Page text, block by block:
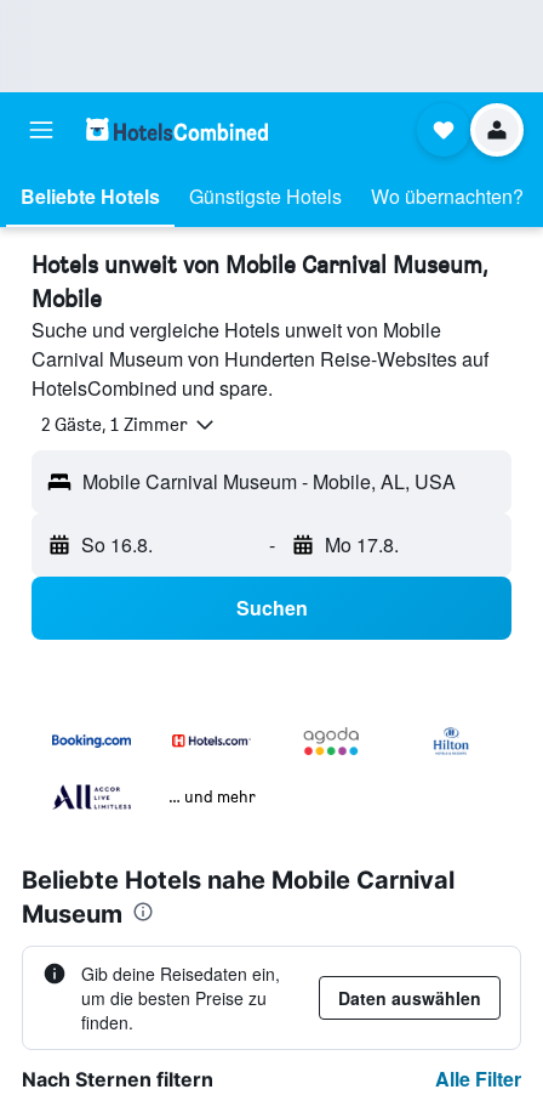
Beliebte Hotels Günstigste Hotels Wo übernachten?
Hotels unweit von Mobile Carnival Museum,
Mobile
Suche und vergleiche Hotels unweit von Mobile
Carnival Museum von Hunderten Reise-Websites auf
HotelsCombined und spare.
2 Gäste, 1 Zimmer
Mobile Carnival Museum - Mobile, AL, USA
So 16.8. - Mo 17.8.
Suchen
… und mehr
Beliebte Hotels nahe Mobile Carnival
Museum
Gib deine Reisedaten ein,
um die besten Preise zu
finden.
Daten auswählen
Nach Sternen filtern Alle Filter